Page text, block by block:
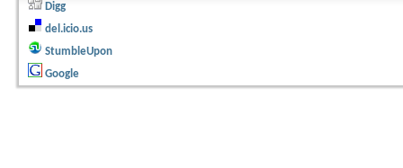
Digg
del.icio.us
StumbleUpon
Google